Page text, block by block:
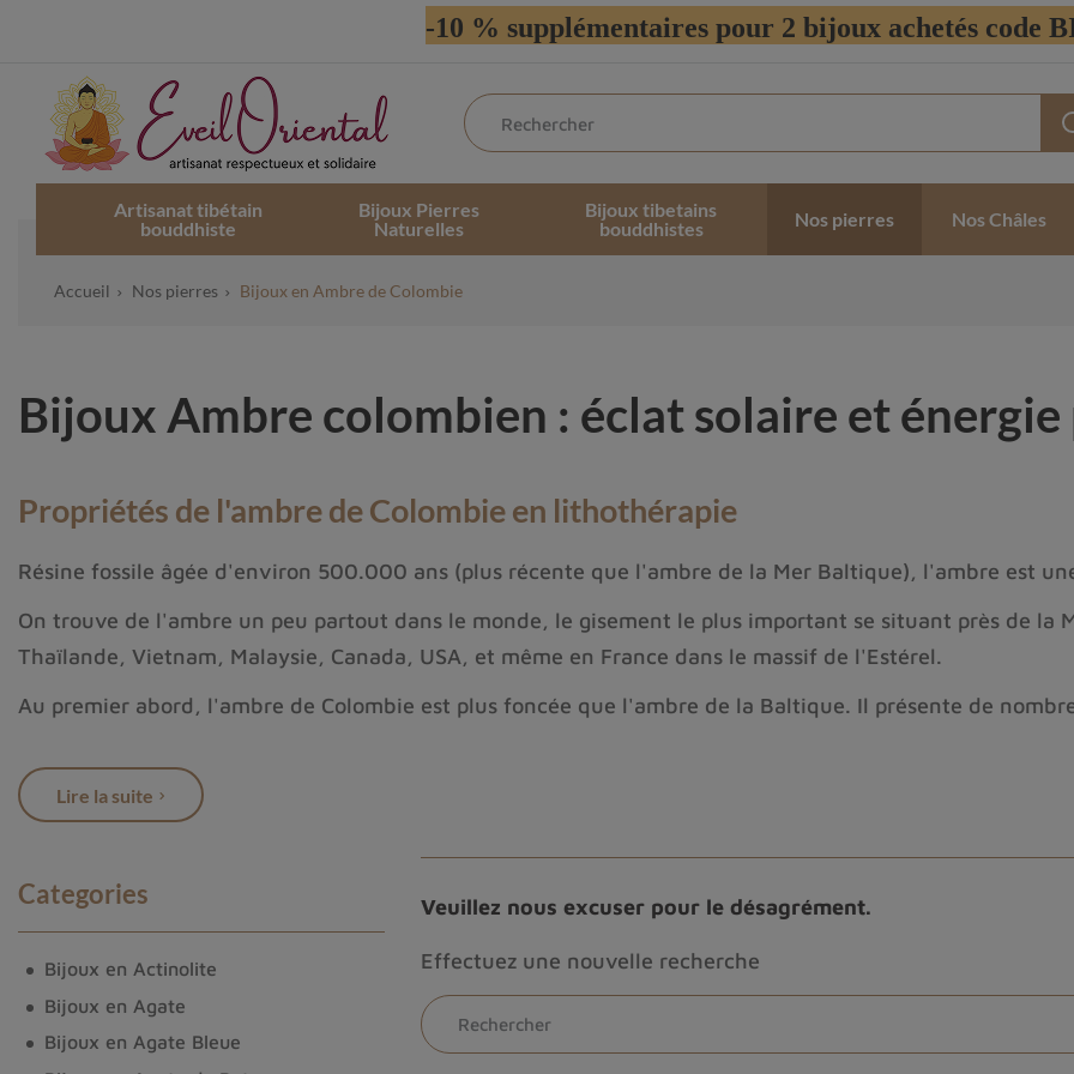
-10 % supplémentaires pour 2 bijoux achetés code
Artisanat tibétain
bouddhiste
Bijoux Pierres
Naturelles
Bijoux tibetains
bouddhistes
Nos pierres Nos Châles
Accueil Nos pierres Bijoux en Ambre de Colombie
Bijoux Ambre colombien : éclat solaire et
Propriétés de l'ambre de Colombie en lithothérapie
Résine fossile âgée d'environ 500.000 ans (plus récente que l'ambre de la Mer Baltique), l'ambre est
On trouve de l'ambre un peu partout dans le monde, le gisement le plus important se situant près de la
Thaïlande, Vietnam, Malaysie, Canada, USA, et même en France dans le massif de l'Estérel.
Au premier abord, l'ambre de Colombie est plus foncée que l'ambre de la Baltique. Il présente de
L'ambre est réputée
Voir également
Lire la suite
Categories
Bijoux en Actinolite
Bijoux en Agate
Bijoux en Agate Bleue
Veuillez nous excuser pour le désagrément.
Effectuez une nouvelle recherche